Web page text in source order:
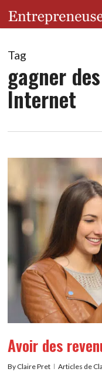
content
Tag
gagner
Internet
Avoir des
By Claire Pret Articles de